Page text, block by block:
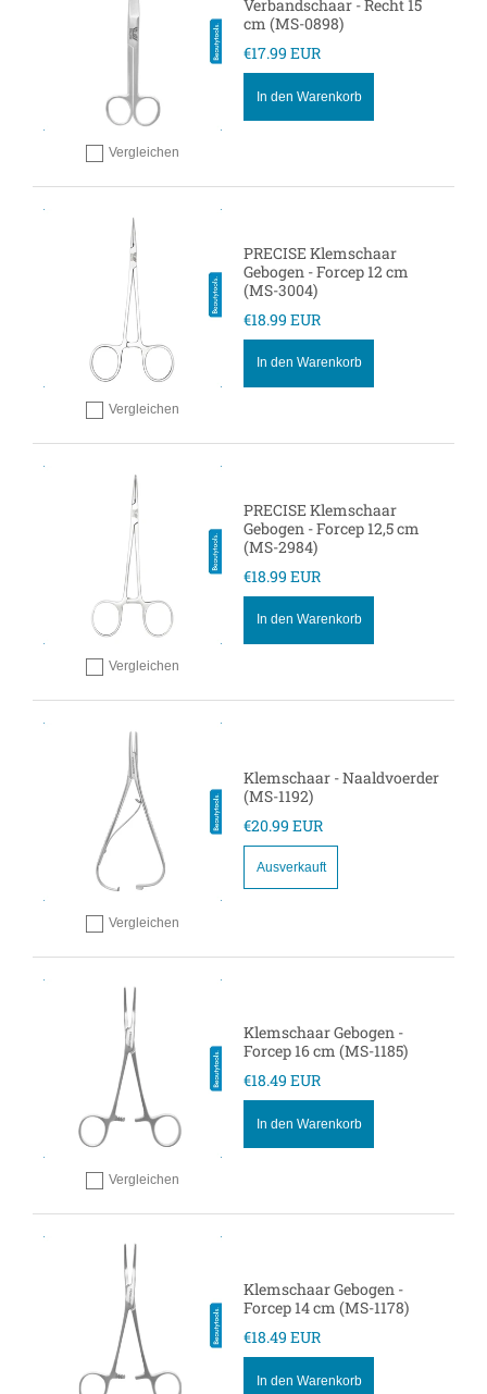
Hinzufügen zum vergleichen
Vergleichen
Verbandschaar - Recht 15
cm (MS-0898)
€17.99 EUR
In den Warenkorb
Hinzufügen zum vergleichen
Vergleichen
PRECISE Klemschaar
Gebogen - Forcep 12 cm
(MS-3004)
€18.99 EUR
In den Warenkorb
Hinzufügen zum vergleichen
Vergleichen
PRECISE Klemschaar
Gebogen - Forcep 12,5 cm
(MS-2984)
€18.99 EUR
In den Warenkorb
Hinzufügen zum vergleichen
Vergleichen
Klemschaar - Naaldvoerder
(MS-1192)
€20.99 EUR
Ausverkauft
Hinzufügen zum vergleichen
Vergleichen
Klemschaar Gebogen -
Forcep 16 cm (MS-1185)
€18.49 EUR
In den Warenkorb
Klemschaar Gebogen -
Forcep 14 cm (MS-1178)
€18.49 EUR
In den Warenkorb